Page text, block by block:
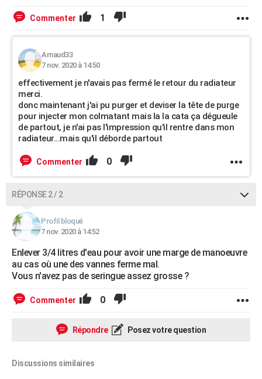
Commenter 1
Arnaud33
7 nov. 2020 à 14:50
effectivement je n'avais pas fermé le retour du radiateur
merci.
donc maintenant j'ai pu purger et deviser la tête de purge
pour injecter mon colmatant mais la la cata ça dégueule
de partout, je n'ai pas l'impression qu'il rentre dans mon
radiateur...mais qu'il déborde partout
Commenter 0
RÉPONSE 2 / 2
Profil bloqué
7 nov. 2020 à 14:52
Enlever 3/4 litres d'eau pour avoir une marge de manoeuvre
au cas où une des vannes ferme mal.
Vous n'avez pas de seringue assez grosse ?
Commenter 0
Répondre Posez votre question
Discussions similaires